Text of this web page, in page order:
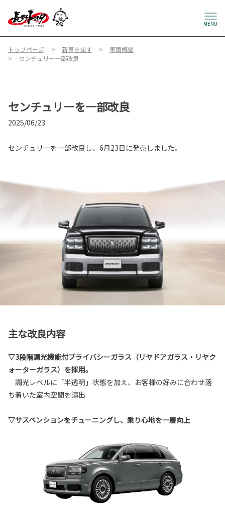
MENU
トップページ 新車を探す
車両概要
センチュリー一部改良
センチュリーを一部改良
2025/06/23
センチュリーを一部改良し、6月23日に発売しました。
主な改良内容
▽3段階調光機能付プライバシーガラス（リヤドアガラス・リヤク
ォーターガラス）を採用。
調光レベルに「半透明」状態を加え、お客様の好みに合わせ落
ち着いた室内空間を演出
▽サスペンションをチューニングし、乗り心地を一層向上